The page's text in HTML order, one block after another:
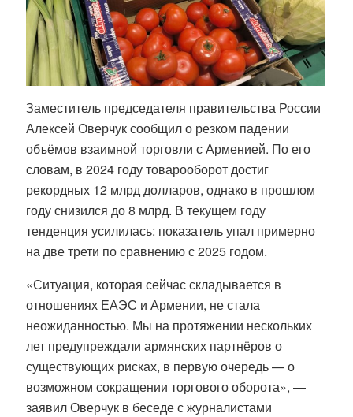
Заместитель председателя правительства России
Алексей Оверчук сообщил о резком падении
объёмов взаимной торговли с Арменией. По его
словам, в 2024 году товарооборот достиг
рекордных 12 млрд долларов, однако в прошлом
году снизился до 8 млрд. В текущем году
тенденция усилилась: показатель упал примерно
на две трети по сравнению с 2025 годом.
«Ситуация, которая сейчас складывается в
отношениях ЕАЭС и Армении, не стала
неожиданностью. Мы на протяжении нескольких
лет предупреждали армянских партнёров о
существующих рисках, в первую очередь — о
возможном сокращении торгового оборота», —
заявил Оверчук в беседе с журналистами